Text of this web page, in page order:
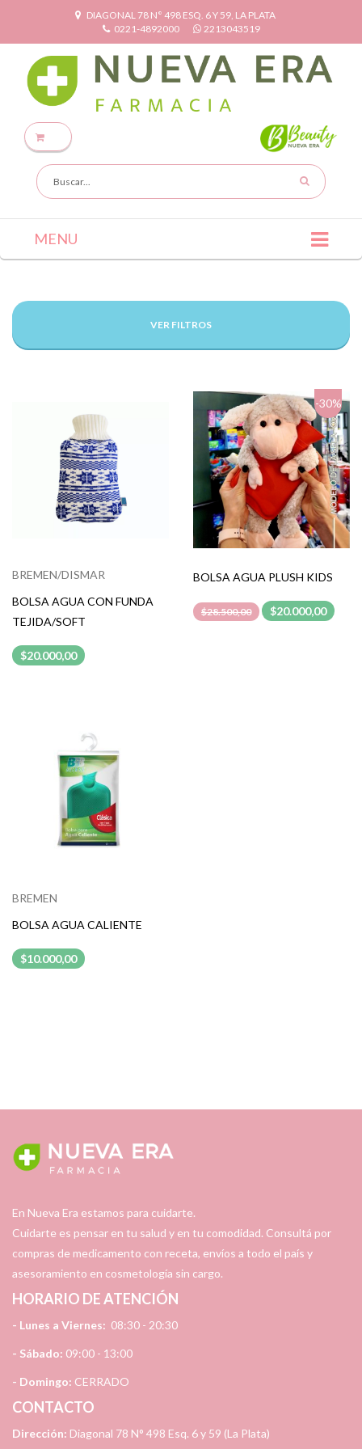
DIAGONAL 78 N° 498 ESQ. 6 Y 59, LA PLATA
0221-4892000
2213043519
MENU
VER FILTROS
BREMEN/DISMAR
BOLSA AGUA CON FUNDA
TEJIDA/SOFT
$20.000,00
-30%
BOLSA AGUA PLUSH KIDS
$28.500,00 $20.000,00
BREMEN
BOLSA AGUA CALIENTE
$10.000,00
En Nueva Era estamos para cuidarte.
Cuidarte es pensar en tu salud y en tu comodidad. Consultá por
compras de medicamento con receta, envíos a todo el país y
asesoramiento en cosmetología sin cargo.
HORARIO DE ATENCIÓN
- Lunes a Viernes: 08:30 - 20:30
- Sábado: 09:00 - 13:00
- Domingo: CERRADO
CONTACTO
Dirección: Diagonal 78 N° 498 Esq. 6 y 59 (La Plata)